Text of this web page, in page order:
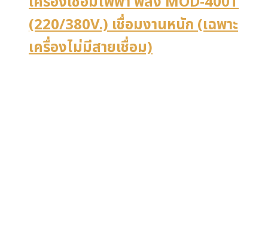
(220/380V.) เชื่อมงานหนัก (เฉพาะ
เครื่องไม่มีสายเชื่อม)